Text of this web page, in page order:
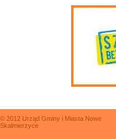
© 2012 Urząd Gminy i Miasta Nowe
Skalmierzyce